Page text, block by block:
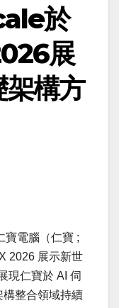
於
展
構方
電腦（仁寶 ;
2026 展示新世
現仁寶於 AI 伺
構整合領域持續